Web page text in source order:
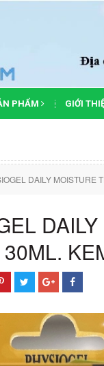
PHẨM GIỚI
Tất
DAILY MOISTURE